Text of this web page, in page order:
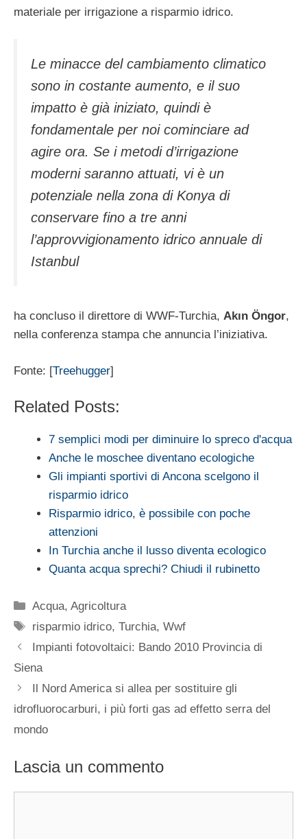
materiale per irrigazione a risparmio idrico.
Le minacce del cambiamento climatico
sono in costante aumento, e il suo
impatto è già iniziato, quindi è
fondamentale per noi cominciare ad
agire ora. Se i metodi d’irrigazione
moderni saranno attuati, vi è un
potenziale nella zona di Konya di
conservare fino a tre anni
l’approvvigionamento idrico annuale di
Istanbul
ha concluso il direttore di WWF-Turchia, Akın Öngor,
nella conferenza stampa che annuncia l’iniziativa.
Fonte: [Treehugger]
Related Posts:
7 semplici modi per diminuire lo spreco d'acqua
Anche le moschee diventano ecologiche
Gli impianti sportivi di Ancona scelgono il
risparmio idrico
Risparmio idrico, è possibile con poche
attenzioni
In Turchia anche il lusso diventa ecologico
Quanta acqua sprechi? Chiudi il rubinetto
Categorie
Acqua,Agricoltura
Tag
risparmio idrico,Turchia,Wwf
Impianti fotovoltaici: Bando 2010 Provincia di
Siena
Il Nord America si allea per sostituire gli
idrofluorocarburi, i più forti gas ad effetto serra del
mondo
Lascia un commento